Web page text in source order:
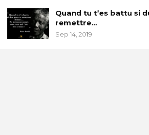
Quand tu t’es battu si
remettre…
Sep 14, 2019